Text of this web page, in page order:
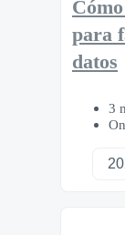
para
datos
3